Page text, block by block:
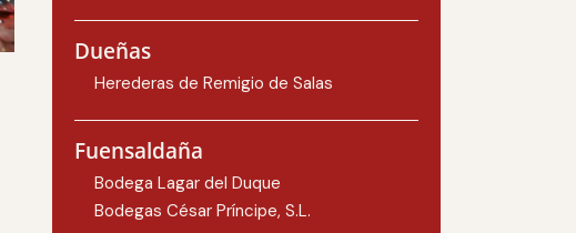
Dueñas
Herederas de Remigio de Salas
Fuensaldaña
Bodega Lagar del Duque
Bodegas César Príncipe, S.L.